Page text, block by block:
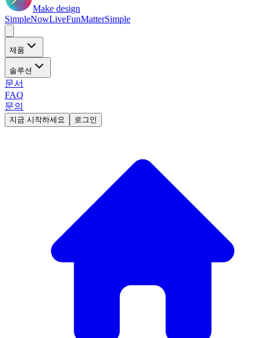
Make design
SimpleNowLiveFunMatterSimple
제품
솔루션
문서
FAQ
문의
지금 시작하세요 로그인